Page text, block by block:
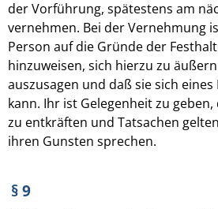
der Vorführung, spätestens am
vernehmen. Bei der Vernehmung
Person auf die Gründe der
hinzuweisen, sich hierzu zu
auszusagen und daß sie sich
kann. Ihr ist Gelegenheit zu
zu entkräften und Tatsachen
ihren Gunsten sprechen.
§ 9